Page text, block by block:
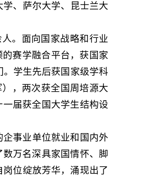
、萨尔大学、昆士兰大
。面向国家战略和行业
赛学融合平台，获国家
。学生先后获国家级学科
，两次获全国周培源大
一届获全国大学生结构设
事业单位就业和国内外
万名深具家国情怀、脚
位绽放芳华，涌现出了